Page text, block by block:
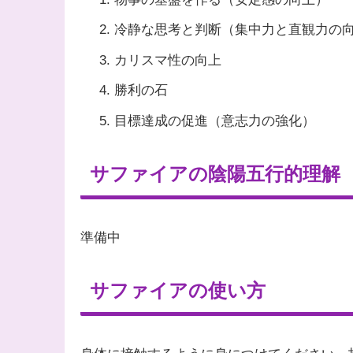
冷静な思考と判断（集中力と直観力の
カリスマ性の向上
勝利の石
目標達成の促進（意志力の強化）
サファイアの陰陽五行的理解
準備中
サファイアの使い方